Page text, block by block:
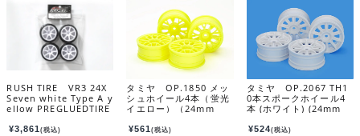
RUSH TIRE VR3 24X
Seven white Type A y
ellow PREGLUEDTIRE
¥3,861(税込)
タミヤ OP.1850 メッ
シュホイール4本（蛍光
イエロー）（24mm
4850
¥561(税込)
タミヤ OP.2067 TH1
0本スポークホイール4
本 (ホワイト) (24mm
67
¥524(税込)